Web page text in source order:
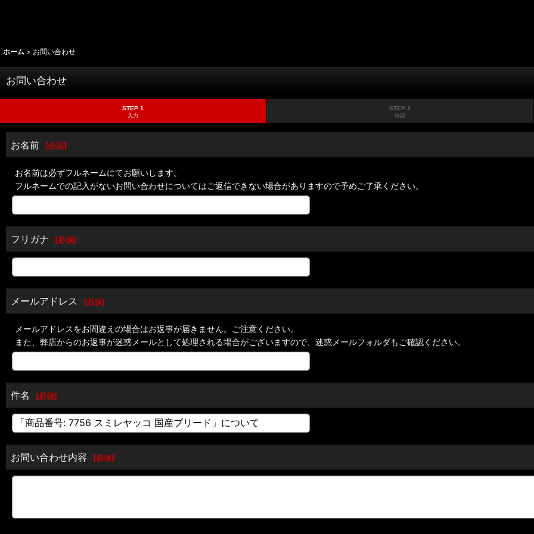
ホーム > お問い合わせ
お問い合わせ
STEP 1
入力
STEP 2
確認
お名前 [必須]
お名前は必ずフルネームにてお願いします。
フルネームでの記入がないお問い合わせについてはご返信できない場合がありますので予めご了承ください。
フリガナ [必須]
メールアドレス [必須]
メールアドレスをお間違えの場合はお返事が届きません。ご注意ください。
また、弊店からのお返事が迷惑メールとして処理される場合がございますので、迷惑メールフォルダもご確認ください。
件名 [必須]
お問い合わせ内容 [必須]